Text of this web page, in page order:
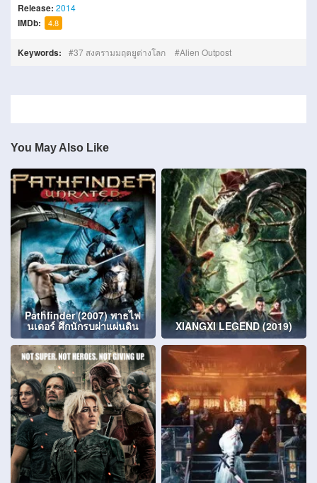
Release: 2014
IMDb: 4.8
Keywords: 37 สงครามมฤตยูต่างโลก Alien Outpost
You May Also Like
Pathfinder (2007) พาธไฟ
นเดอร์ ศึกนักรบผ่าแผ่นดิน XIANGXI LEGEND (2019)